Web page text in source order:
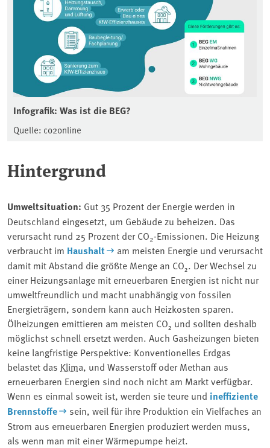
Infografik: Was ist die BEG?
Quelle: co2online
Hintergrund
Umweltsituation: Gut 35 Prozent der Energie werden in
Deutschland eingesetzt, um Gebäude zu beheizen. Das
verursacht rund 25 Prozent der CO2-Emissionen. Die Heizung
verbraucht im Haushalt
am meisten Energie und verursacht
damit mit Abstand die größte Menge an CO₂. Der Wechsel zu
einer Heizungsanlage mit erneuerbaren Energien ist nicht nur
umweltfreundlich und macht unabhängig von fossilen
Energieträgern, sondern kann auch Heizkosten sparen.
Ölheizungen emittieren am meisten CO₂ und sollten deshalb
möglichst schnell ersetzt werden. Auch Gasheizungen bieten
keine langfristige Perspektive: Konventionelles Erdgas
belastet das ⁠ Klima⁠, und Wasserstoff oder Methan aus
erneuerbaren Energien sind noch nicht am Markt verfügbar.
Wenn es einmal soweit ist, werden sie teure und ineffiziente
Brennstoffe
sein, weil für ihre Produktion ein Vielfaches an
Strom aus erneuerbaren Energien produziert werden muss,
als wenn man mit einer Wärmepumpe heizt.